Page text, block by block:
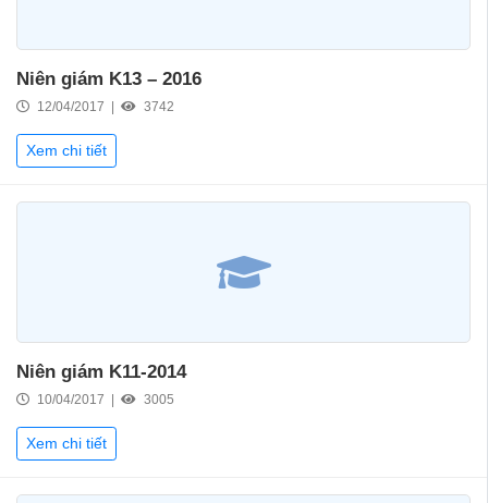
Niên giám K13 – 2016
12/04/2017 | 3742
Xem chi tiết
Niên giám K11-2014
10/04/2017 | 3005
Xem chi tiết